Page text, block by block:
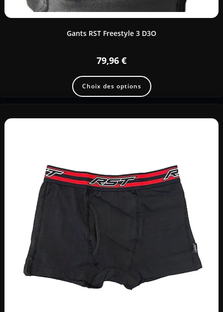
Gants RST Freestyle 3 D3O
79,96 €
Choix des options